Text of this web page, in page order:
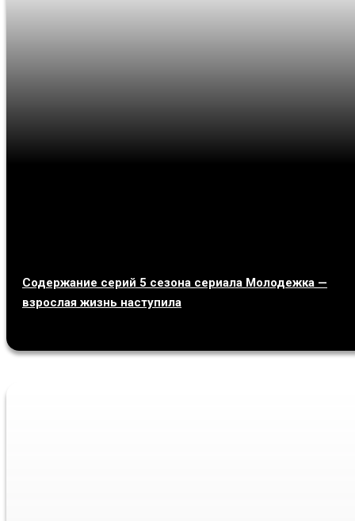
Содержание серий 5 сезона сериала Молодежка —
взрослая жизнь наступила